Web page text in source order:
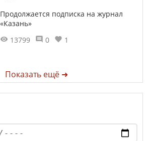
Продолжается подписка на журнал
«Казань»
13799
0 1
Показать ещё ➜